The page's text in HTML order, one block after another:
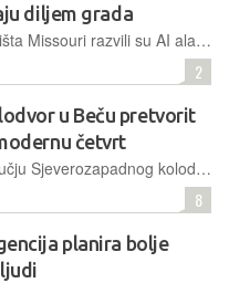
diljem grada
Istraživači Sveučilišta Missouri razvili su AI alat koji analizira objave na društvenim mrežama i pomaže službenicima u razvoju i planiranju grada
2
u Beču pretvorit
četvrt
Do 2035. na području Sjeverozapadnog kolodvora niknut će nova gradska četvrt s oko 6.500 stanova te 4.700 novih radnih mjesta. Fokus je, između ostaloga, na održivom i pristupačnom stanovanju
8
planira bolje